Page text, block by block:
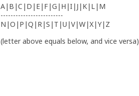
A|B|C|D|E|F|G|H|I|J|K|L|M
-------------------------
N|O|P|Q|R|S|T|U|V|W|X|Y|Z
(letter above equals below, and vice versa)